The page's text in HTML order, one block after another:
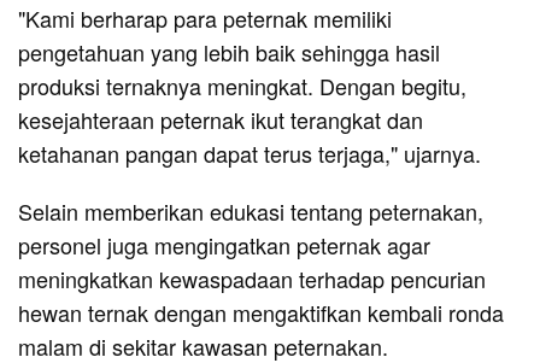
"Kami berharap para peternak memiliki
pengetahuan yang lebih baik sehingga hasil
produksi ternaknya meningkat. Dengan begitu,
kesejahteraan peternak ikut terangkat dan
ketahanan pangan dapat terus terjaga," ujarnya.
Selain memberikan edukasi tentang peternakan,
personel juga mengingatkan peternak agar
meningkatkan kewaspadaan terhadap pencurian
hewan ternak dengan mengaktifkan kembali ronda
malam di sekitar kawasan peternakan.